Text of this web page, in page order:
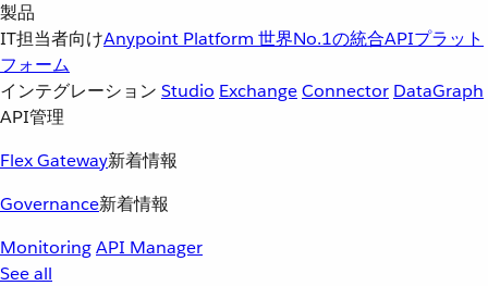
製品
IT担当者向けAnypoint Platform 世界No.1の統合APIプラット
フォーム
インテグレーション Studio ExchangeConnector DataGraph
API管理
Flex Gateway新着情報
Governance新着情報
MonitoringAPI Manager
See all